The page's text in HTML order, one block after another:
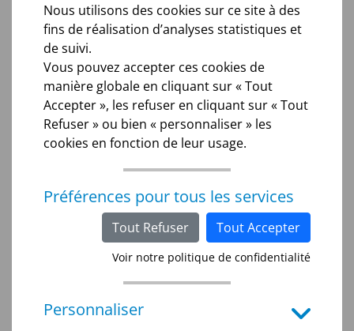
Nous utilisons des cookies sur ce site à des
fins de réalisation d’analyses statistiques et
de suivi.
Vous pouvez accepter ces cookies de
manière globale en cliquant sur « Tout
Accepter », les refuser en cliquant sur « Tout
Refuser » ou bien « personnaliser » les
cookies en fonction de leur usage.
Préférences pour tous les services
Tout Refuser Tout Accepter
Voir notre politique de confidentialité
Personnaliser
Les champs marqués d’un astérisque (*) sont
demande.